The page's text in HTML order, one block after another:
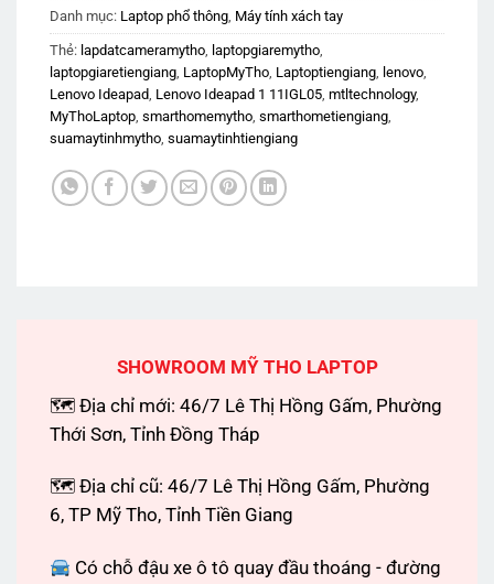
Danh mục: Laptop phổ thông, Máy tính xách tay
Thẻ: lapdatcameramytho, laptopgiaremytho,
laptopgiaretiengiang, LaptopMyTho, Laptoptiengiang, lenovo,
Lenovo Ideapad, Lenovo Ideapad 1 11IGL05, mtltechnology,
MyThoLaptop, smarthomemytho, smarthometiengiang,
suamaytinhmytho, suamaytinhtiengiang
SHOWROOM MỸ THO LAPTOP
🗺 Địa chỉ mới: 46/7 Lê Thị Hồng Gấm, Phường
Thới Sơn, Tỉnh Đồng Tháp
🗺 Địa chỉ cũ: 46/7 Lê Thị Hồng Gấm, Phường
6, TP Mỹ Tho, Tỉnh Tiền Giang
Có chỗ đậu xe ô tô quay đầu thoáng - đường